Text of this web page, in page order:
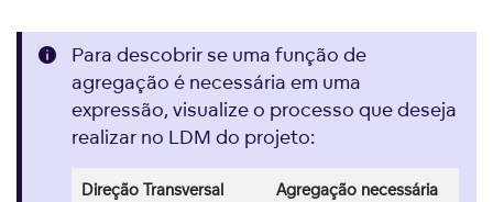
Para descobrir se uma função de
agregação é necessária em uma
expressão, visualize o processo que deseja
realizar no LDM do projeto:
Direção Transversal Agregação necessária